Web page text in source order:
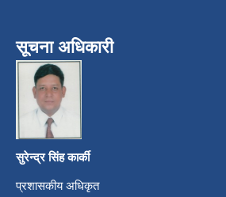
सूचना अधिकारी
सुरेन्द्र सिंह कार्की
प्रशासकीय अधिकृत